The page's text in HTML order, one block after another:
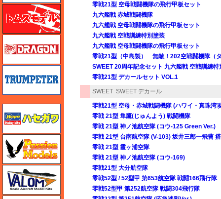
零戦21型 空母戦闘機隊の飛行甲板セット
九六艦戦 赤城戦闘機隊
九六艦戦 空母戦闘機隊の飛行甲板セット
九六艦戦 空戦訓練特別塗装
九六艦戦 空母戦闘機隊の飛行甲板セット
零戦21型（中島製） 無敵！202空戦闘機隊（
SWEET 20周年記念セット 九六艦戦 空戦訓練
零戦21型 デカールセット VOL.1
SWEET SWEET デカール
零戦21型 空母・赤城戦闘機隊 (ハワイ・真珠湾
零戦 21型 隼鷹(じゅんよう) 戦闘機隊
零戦 21型 神ノ池航空隊 (コウ-125 Green Ver.)
零戦 21型 台南航空隊 (V-103) 坂井三郎一飛曹
零戦 21型 霞ヶ浦空隊
零戦 21型 神ノ池航空隊 (コウ-169)
零戦21型 大分航空隊
零戦52型 / 52型甲 第653航空隊 戦闘166飛行隊
零戦52型甲 第252航空隊 戦闘304飛行隊
トムスモデル
トランペッター
バロムモデル